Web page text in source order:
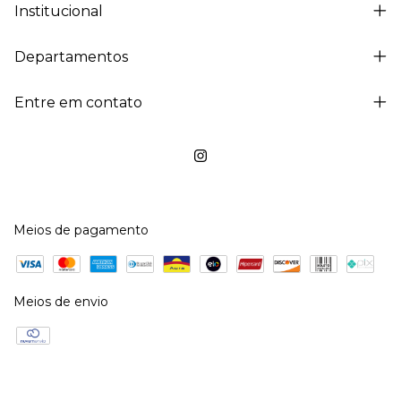
Institucional
Departamentos
Entre em contato
Meios de pagamento
Meios de envio